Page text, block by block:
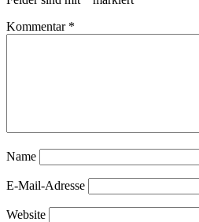
Kommentar *
Name
E-Mail-Adresse
Website